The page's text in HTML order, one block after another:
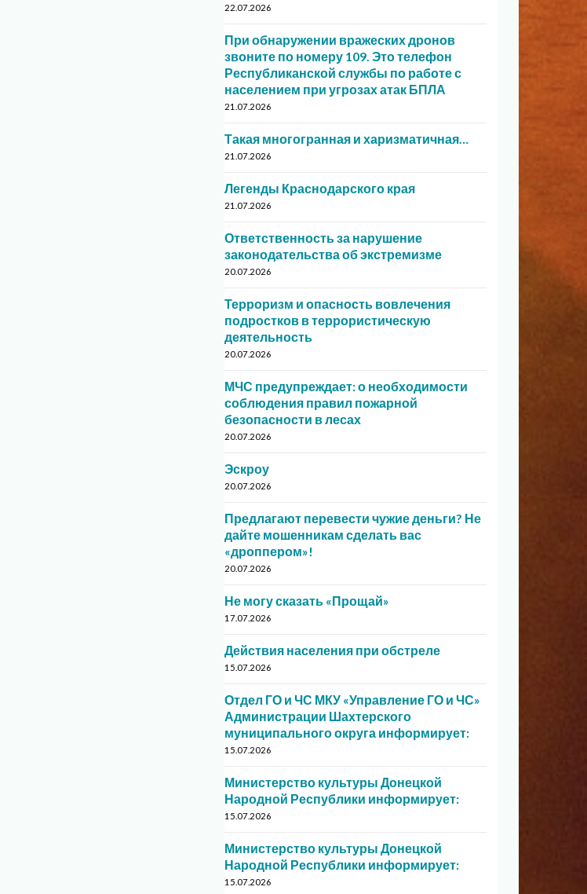
22.07.2026
При обнаружении вражеских дронов
звоните по номеру 109. Это телефон
Республиканской службы по работе с
населением при угрозах атак БПЛА
21.07.2026
Такая многогранная и харизматичная…
21.07.2026
Легенды Краснодарского края
21.07.2026
Ответственность за нарушение
законодательства об экстремизме
20.07.2026
Терроризм и опасность вовлечения
подростков в террористическую
деятельность
20.07.2026
МЧС предупреждает: о необходимости
соблюдения правил пожарной
безопасности в лесах
20.07.2026
Эскроу
20.07.2026
Предлагают перевести чужие деньги? Не
дайте мошенникам сделать вас
«дроппером»!
20.07.2026
Не могу сказать «Прощай»
17.07.2026
Действия населения при обстреле
15.07.2026
Отдел ГО и ЧС МКУ «Управление ГО и ЧС»
Администрации Шахтерского
муниципального округа информирует:
15.07.2026
Министерство культуры Донецкой
Народной Республики информирует:
15.07.2026
Министерство культуры Донецкой
Народной Республики информирует:
15.07.2026